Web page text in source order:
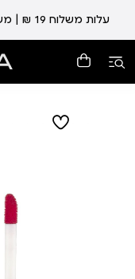
עלות משלוח 19 ₪ | משלוח חינם עד הבית בכל קנייה מעל 99 ₪